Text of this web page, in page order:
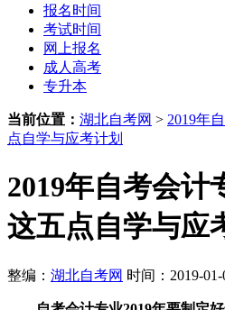
报名时间
考试时间
网上报名
成人高考
专升本
当前位置： 湖北自考网 > 2019年
点自学与应考计划
2019年自考会计
这五点自学与应
整编： 湖北自考网 时间：2019-01-